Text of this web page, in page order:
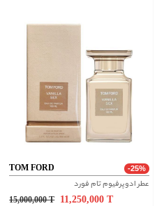
TOM FORD -25%
عطر ادوپرفیوم تام فورد
15,000,000T 11,250,000T